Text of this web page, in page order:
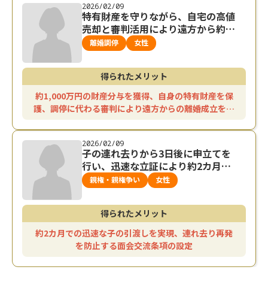
2026/02/09
特有財産を守りながら、自宅の高値
売却と審判活用により遠方から約1,
000万円の財産分与を得た離婚解決
事例
離婚調停 女性
得られたメリット
約1,000万円の財産分与を獲得、自身の特有財産を保
護、調停に代わる審判により遠方からの離婚成立を実
現
2026/02/09
子の連れ去りから3日後に申立てを
行い、迅速な立証により約2カ月で
子どもを取り戻した事例
親権・親権争い 女性
得られたメリット
約2カ月での迅速な子の引渡しを実現、連れ去り再発
を防止する面会交流条項の設定